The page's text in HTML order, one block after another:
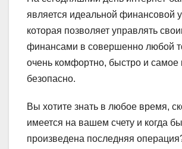
является идеальной финансовой
которая позволяет управлять
финансами в совершенно любой
очень комфортно, быстро и самое
безопасно.
Вы хотите знать в любое время,
имеется на вашем счету и когда
произведена последняя